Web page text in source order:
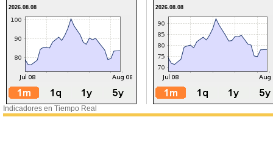
2026.08.08 2026.08.08
Indicadores en Tiempo Real